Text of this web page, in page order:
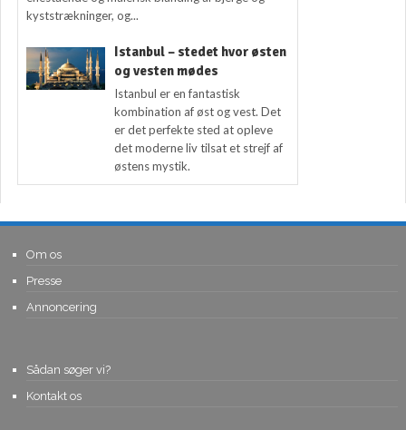
kyststrækninger, og...
Istanbul – stedet hvor østen
og vesten mødes
Istanbul er en fantastisk
kombination af øst og vest. Det
er det perfekte sted at opleve
det moderne liv tilsat et strejf af
østens mystik.
Om os
Presse
Annoncering
Sådan søger vi?
Kontakt os